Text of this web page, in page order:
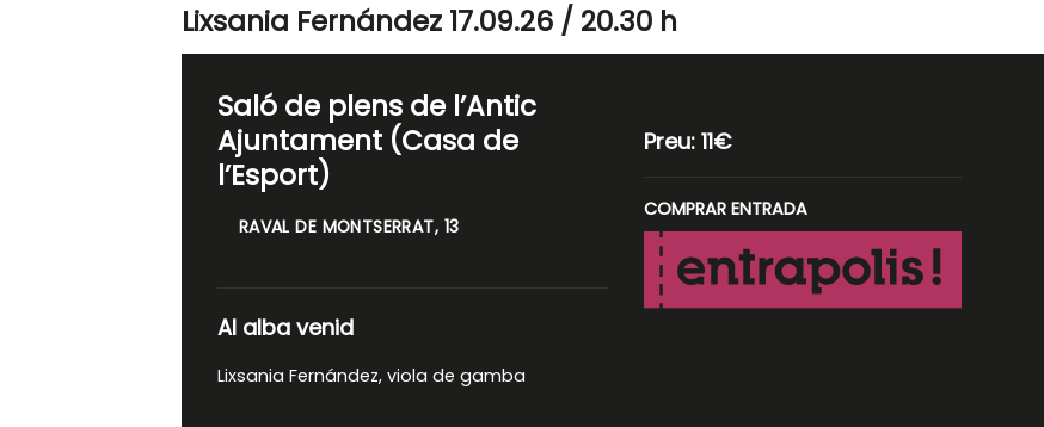
Lixsania Fernández 17.09.26 / 20.30 h
Saló de plens de l’Antic
Ajuntament (Casa de
l’Esport)
RAVAL DE MONTSERRAT, 13
Al alba venid
Lixsania Fernández, viola de gamba
Preu: 11€
COMPRAR ENTRADA